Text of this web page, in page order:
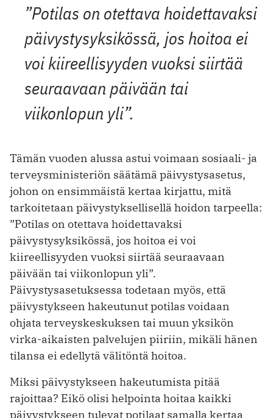
”Potilas on otettava hoidettavaksi
päivystysyksikössä, jos hoitoa ei
voi kiireellisyyden vuoksi siirtää
seuraavaan päivään tai
viikonlopun yli”.
Tämän vuoden alussa astui voimaan sosiaali- ja
terveysministeriön säätämä päivystysasetus,
johon on ensimmäistä kertaa kirjattu, mitä
tarkoitetaan päivystyksellisellä hoidon tarpeella:
”Potilas on otettava hoidettavaksi
päivystysyksikössä, jos hoitoa ei voi
kiireellisyyden vuoksi siirtää seuraavaan
päivään tai viikonlopun yli”.
Päivystysasetuksessa todetaan myös, että
päivystykseen hakeutunut potilas voidaan
ohjata terveyskeskuksen tai muun yksikön
virka-aikaisten palvelujen piiriin, mikäli hänen
tilansa ei edellytä välitöntä hoitoa.
Miksi päivystykseen hakeutumista pitää
rajoittaa? Eikö olisi helpointa hoitaa kaikki
päivystykseen tulevat potilaat samalla kertaa